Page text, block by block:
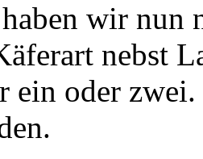
wir nun
nebst
ein oder